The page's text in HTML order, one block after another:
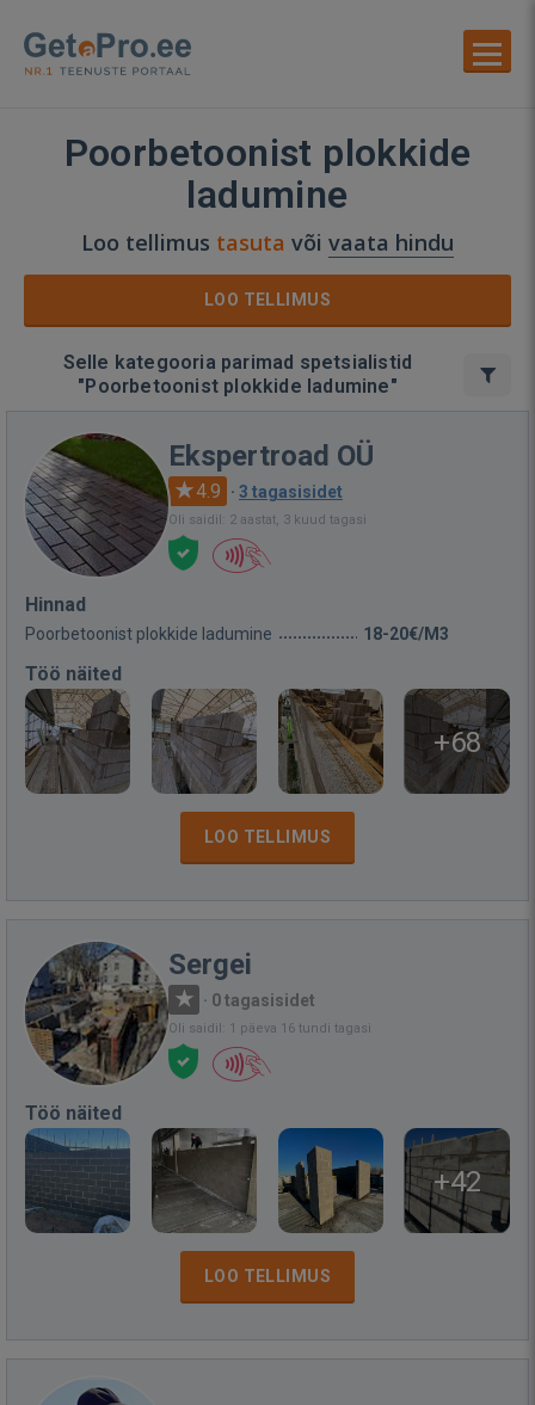
Poorbetoonist plokkide
ladumine
Loo tellimus tasuta või vaata hindu
LOO TELLIMUS
Selle kategooria parimad spetsialistid
"Poorbetoonist plokkide ladumine"
Ekspertroad OÜ
4.9 · 3 tagasisidet
Oli saidil: 2 aastat, 3 kuud tagasi
Hinnad
Poorbetoonist plokkide ladumine 18-20€/M3
Töö näited
+68
LOO TELLIMUS
Sergei
· 0 tagasisidet
Oli saidil: 1 päeva 16 tundi tagasi
Töö näited
+42
LOO TELLIMUS